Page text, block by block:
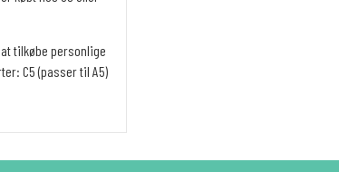
tilkøbe personlige
C5 (passer til A5)